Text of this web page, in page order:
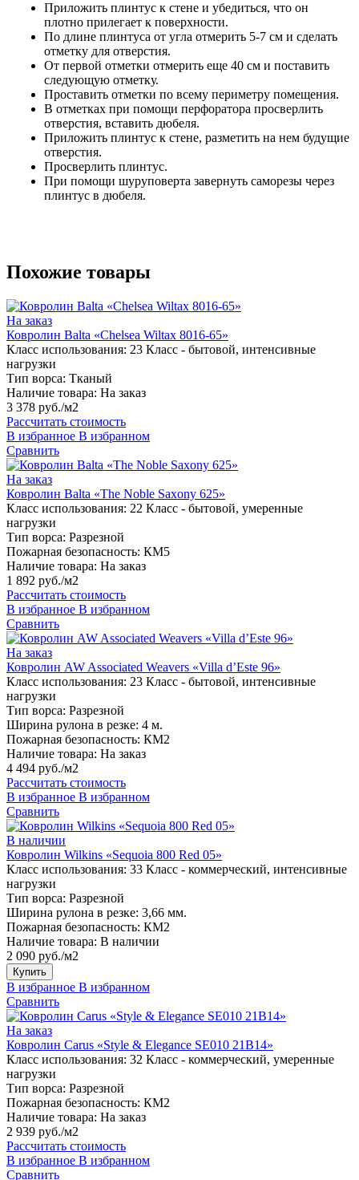
Приложить плинтус к стене и убедиться, что он
плотно прилегает к поверхности.
По длине плинтуса от угла отмерить 5-7 см и сделать
отметку для отверстия.
От первой отметки отмерить еще 40 см и поставить
следующую отметку.
Проставить отметки по всему периметру помещения.
В отметках при помощи перфоратора просверлить
отверстия, вставить дюбеля.
Приложить плинтус к стене, разметить на нем будущие
отверстия.
Просверлить плинтус.
При помощи шуруповерта завернуть саморезы через
плинтус в дюбеля.
Похожие товары
На заказ
Ковролин Balta «Chelsea Wiltax 8016-65»
Класс использования: 23 Класс - бытовой, интенсивные
нагрузки
Тип ворса: Тканый
Наличие товара: На заказ
3 378 руб./м2
Рассчитать стоимость
В избранное В избранном
Сравнить
На заказ
Ковролин Balta «The Noble Saxony 625»
Класс использования: 22 Класс - бытовой, умеренные
нагрузки
Тип ворса: Разрезной
Пожарная безопасность: КМ5
Наличие товара: На заказ
1 892 руб./м2
Рассчитать стоимость
В избранное В избранном
Сравнить
На заказ
Ковролин AW Associated Weavers «Villa d’Este 96»
Класс использования: 23 Класс - бытовой, интенсивные
нагрузки
Тип ворса: Разрезной
Ширина рулона в резке: 4 м.
Пожарная безопасность: КМ2
Наличие товара: На заказ
4 494 руб./м2
Рассчитать стоимость
В избранное В избранном
Сравнить
В наличии
Ковролин Wilkins «Sequoia 800 Red 05»
Класс использования: 33 Класс - коммерческий, интенсивные
нагрузки
Тип ворса: Разрезной
Ширина рулона в резке: 3,66 мм.
Пожарная безопасность: КМ2
Наличие товара: В наличии
2 090 руб./м2
Купить
В избранное В избранном
Сравнить
На заказ
Ковролин Carus «Style & Elegance SE010 21B14»
Класс использования: 32 Класс - коммерческий, умеренные
нагрузки
Тип ворса: Разрезной
Пожарная безопасность: КМ2
Наличие товара: На заказ
2 939 руб./м2
Рассчитать стоимость
В избранное В избранном
Сравнить